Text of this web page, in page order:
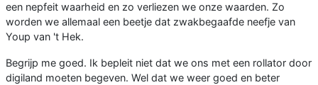
een nepfeit waarheid en zo verliezen we onze waarden. Zo
worden we allemaal een beetje dat zwakbegaafde neefje van
Youp van 't Hek.
Begrijp me goed. Ik bepleit niet dat we ons met een rollator door
digiland moeten begeven. Wel dat we weer goed en beter